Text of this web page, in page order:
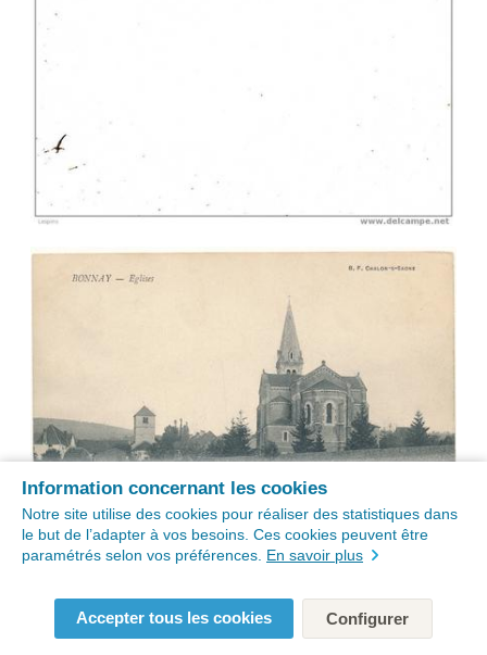
Information concernant les cookies
Notre site utilise des cookies pour réaliser des statistiques dans
le but de l’adapter à vos besoins. Ces cookies peuvent être
paramétrés selon vos préférences. En savoir plus
Accepter tous les cookies Configurer